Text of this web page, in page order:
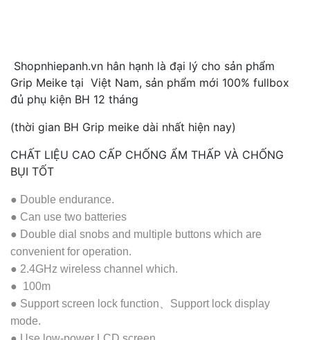
Shopnhiepanh.vn hân hạnh là đại lý cho sản phẩm
Grip Meike tại Việt Nam, sản phẩm mới 100% fullbox
đủ phụ kiện BH 12 tháng
(thời gian BH Grip meike dài nhất hiện nay)
CHẤT LIỆU CAO CẤP CHỐNG ẨM THẤP VÀ CHỐNG
BỤI TỐT
● Double endurance.
● Can use two batteries
● Double dial snobs and multiple buttons which are
convenient for operation.
● 2.4GHz wireless channel which.
● 100m
● Support screen lock function、Support lock display
mode.